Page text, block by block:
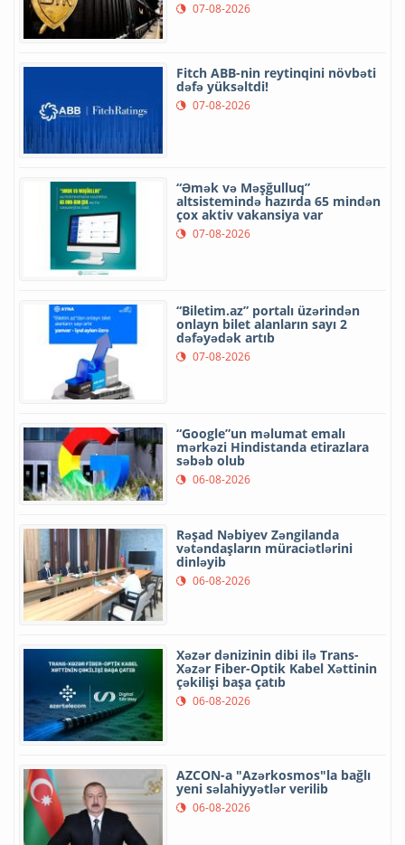
07-08-2026
Fitch ABB-nin reytinqini növbəti
dəfə yüksəltdi!
07-08-2026
“Əmək və Məşğulluq”
altsistemində hazırda 65 mindən
çox aktiv vakansiya var
07-08-2026
“Biletim.az” portalı üzərindən
onlayn bilet alanların sayı 2
dəfəyədək artıb
07-08-2026
“Google”un məlumat emalı
mərkəzi Hindistanda etirazlara
səbəb olub
06-08-2026
Rəşad Nəbiyev Zəngilanda
vətəndaşların müraciətlərini
dinləyib
06-08-2026
Xəzər dənizinin dibi ilə Trans-
Xəzər Fiber-Optik Kabel Xəttinin
çəkilişi başa çatıb
06-08-2026
AZCON-a "Azərkosmos"la bağlı
yeni səlahiyyətlər verilib
06-08-2026